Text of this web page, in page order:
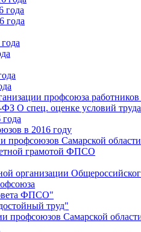
года
года
профсоюза
О спец. оценке условий
в 2016 году
профсоюзов Самарской области
грамотой ФПСО
организации
ФПСО"
труд"
профсоюзов Самарской